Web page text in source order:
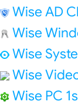
Wise AD
Wise
Wise
Wise
Wise PC